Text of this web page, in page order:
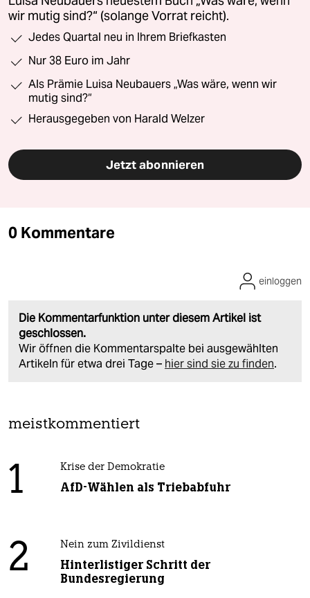
wir mutig sind?“ (solange Vorrat reicht).
Jedes Quartal neu in Ihrem Briefkasten
Nur 38 Euro im Jahr
Als Prämie Luisa Neubauers „Was wäre, wenn wir
mutig sind?“
Herausgegeben von Harald Welzer
Jetzt abonnieren
0 Kommentare
Die Kommentarfunktion unter diesem Artikel ist
geschlossen.
Wir öffnen die Kommentarspalte bei ausgewählten
Artikeln für etwa drei Tage – hier sind sie zu finden.
einloggen
meistkommentiert
1 Krise der Demokratie
AfD-Wählen als Triebabfuhr
2 Nein zum Zivildienst
Hinterlistiger Schritt der
Bundesregierung